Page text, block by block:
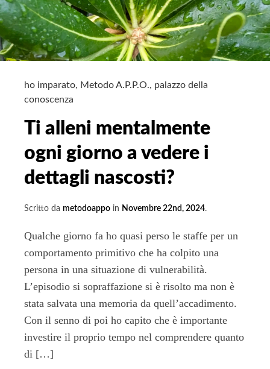
e
stanchi
tutto
il
La
procrastinazione
ho imparato, Metodo A.P.P.O., palazzo della
conoscenza
Ti alleni mentalmente
ogni giorno a vedere i
dettagli nascosti?
Scritto da metodoappo in Novembre 22nd, 2024.
Qualche giorno fa ho quasi perso le staffe per un
comportamento primitivo che ha colpito una
persona in una situazione di vulnerabilità.
L’episodio si sopraffazione si è risolto ma non è
stata salvata una memoria da quell’accadimento.
Con il senno di poi ho capito che è importante
investire il proprio tempo nel comprendere quanto
di […]